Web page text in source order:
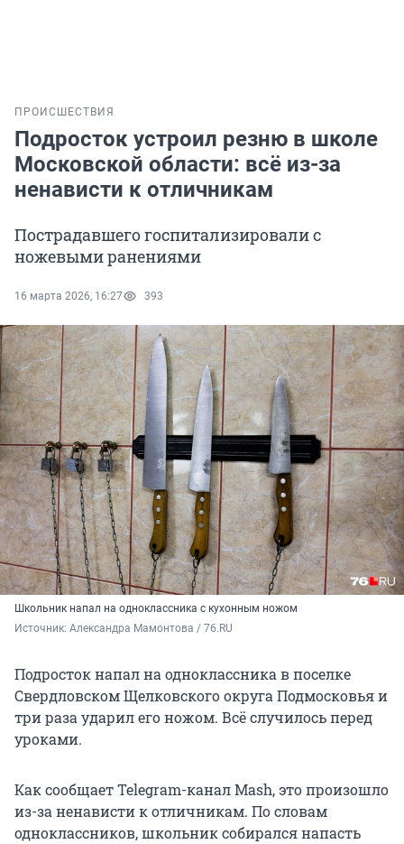
ПРОИСШЕСТВИЯ
Подросток устроил резню в школе
Московской области: всё из-за
ненависти к отличникам
Пострадавшего госпитализировали с
ножевыми ранениями
16 марта 2026, 16:27 393
Школьник напал на одноклассника с кухонным ножом
Источник: Александра Мамонтова / 76.RU
Подросток напал на одноклассника в поселке
Свердловском Щелковского округа Подмосковья и
три раза ударил его ножом. Всё случилось перед
уроками.
Как сообщает Telegram-канал Mash, это произошло
из-за ненависти к отличникам. По словам
одноклассников, школьник собирался напасть